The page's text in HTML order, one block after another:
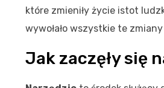
które zmieniły życie istot
wywołało wszystkie te
Jak zaczęły się